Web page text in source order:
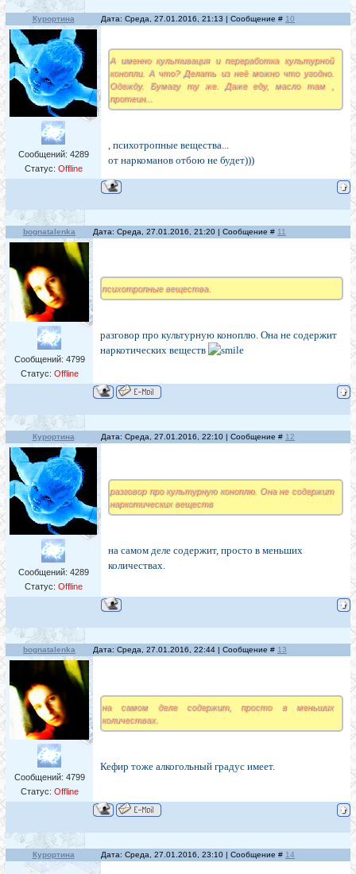
Курортина Дата: Среда, 27.01.2016, 21:13 | Сообщение # 10
Сообщений: 4289
Статус: Offline
А именно культивация и переработка культурной
конопли. А что? Делать из неё можно что угодно.
Одежду. Бумагу ту же. Даже еду, масло там ,
протеин...
, психотропные вещества...
от наркоманов отбою не будет)))
bognatalenka Дата: Среда, 27.01.2016, 21:20 | Сообщение # 11
Сообщений: 4799
Статус: Offline
психотропные вещества.
разговор про культурную коноплю. Она не содержит
наркотических веществ
Курортина Дата: Среда, 27.01.2016, 22:10 | Сообщение # 12
Сообщений: 4289
Статус: Offline
разговор про культурную коноплю. Она не содержит
наркотических веществ
на самом деле содержит, просто в меньших
количествах.
bognatalenka Дата: Среда, 27.01.2016, 22:44 | Сообщение # 13
Сообщений: 4799
Статус: Offline
на самом деле содержит, просто в меньших
количествах.
Кефир тоже алкогольный градус имеет.
Курортина Дата: Среда, 27.01.2016, 23:10 | Сообщение # 14